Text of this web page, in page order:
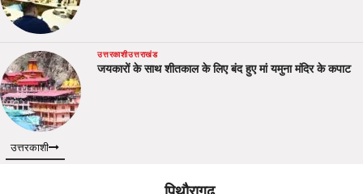
उत्तरकाशीउत्तराखंड
जयकारों के साथ शीतकाल के लिए बंद हुए मां यमुना मंदिर के कपाट
उत्तरकाशी